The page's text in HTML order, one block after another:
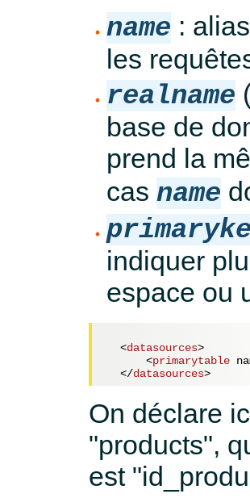
name :
les
realname
base de
prend la
cas name
indiquer
espace ou
<datasources>
<primarytable
</datasources>
On déclare
"products",
est